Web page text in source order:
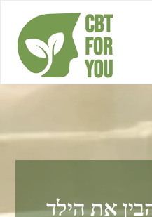
Перейти
содержимому
את הילד